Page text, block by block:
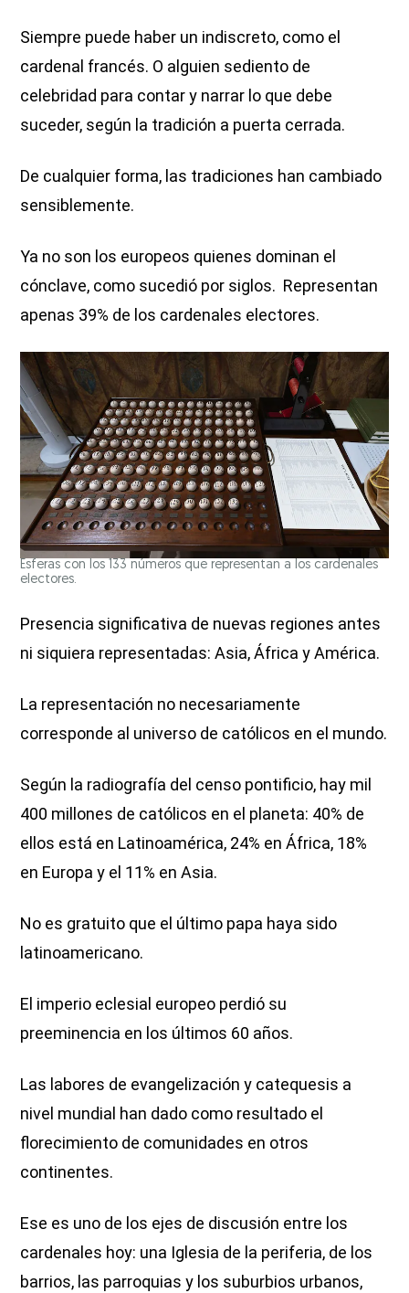
Siempre puede haber un indiscreto, como el
cardenal francés. O alguien sediento de
celebridad para contar y narrar lo que debe
suceder, según la tradición a puerta cerrada.
De cualquier forma, las tradiciones han cambiado
sensiblemente.
Ya no son los europeos quienes dominan el
cónclave, como sucedió por siglos. Representan
apenas 39% de los cardenales electores.
Esferas con los 133 números que representan a los cardenales
electores.
Presencia significativa de nuevas regiones antes
ni siquiera representadas: Asia, África y América.
La representación no necesariamente
corresponde al universo de católicos en el mundo.
Según la radiografía del censo pontificio, hay mil
400 millones de católicos en el planeta: 40% de
ellos está en Latinoamérica, 24% en África, 18%
en Europa y el 11% en Asia.
No es gratuito que el último papa haya sido
latinoamericano.
El imperio eclesial europeo perdió su
preeminencia en los últimos 60 años.
Las labores de evangelización y catequesis a
nivel mundial han dado como resultado el
florecimiento de comunidades en otros
continentes.
Ese es uno de los ejes de discusión entre los
cardenales hoy: una Iglesia de la periferia, de los
barrios, las parroquias y los suburbios urbanos,